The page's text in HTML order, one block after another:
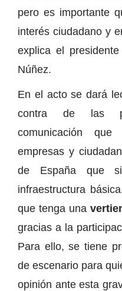
pero es importante
interés ciudadano y
explica el
Núñez.
En el acto se dará
contra de las
comunicación
empresas y
de España que
infraestructura
que tenga una
gracias a la
Para ello, se tiene
de escenario para
opinión ante esta